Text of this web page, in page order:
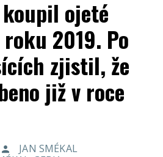
ojeté
roku 2019. Po
zjistil, že
již v roce
JAN SMÉKAL